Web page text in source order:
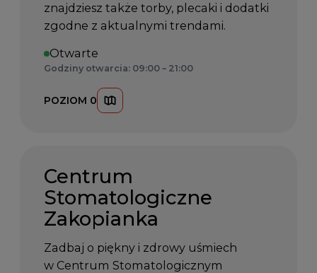
znajdziesz także torby, plecaki i dodatki
zgodne z aktualnymi trendami.
Otwarte
Godziny otwarcia: 09:00 – 21:00
POZIOM 0
Centrum
Stomatologiczne
Zakopianka
Zadbaj o piękny i zdrowy uśmiech
w Centrum Stomatologicznym